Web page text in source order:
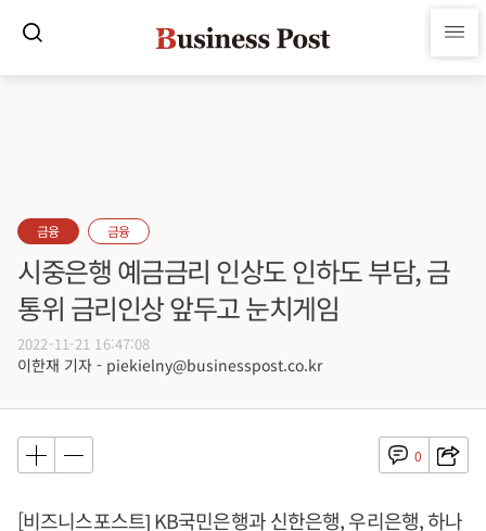
금융 금융
시중은행 예금금리 인상도 인하도 부담, 금
통위 금리인상 앞두고 눈치게임
2022-11-21 16:47:08
이한재 기자 - piekielny@businesspost.co.kr
0
[비즈니스포스트] KB국민은행과 신한은행, 우리은행, 하나